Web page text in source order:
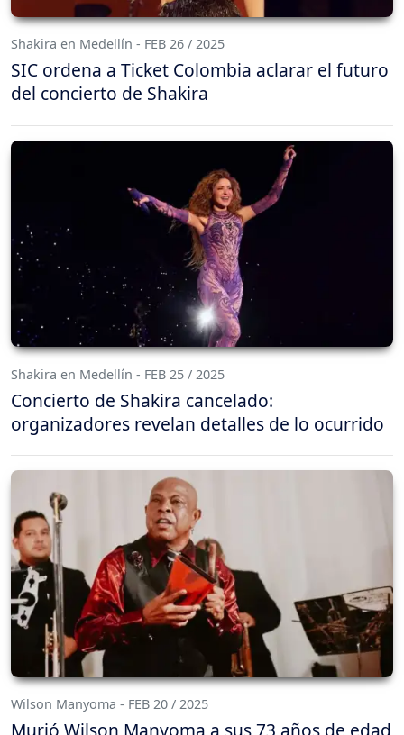
Shakira en Medellín - FEB 26 / 2025
SIC ordena a Ticket Colombia aclarar el futuro
del concierto de Shakira
Shakira en Medellín - FEB 25 / 2025
Concierto de Shakira cancelado:
organizadores revelan detalles de lo ocurrido
Wilson Manyoma - FEB 20 / 2025
Murió Wilson Manyoma a sus 73 años de edad